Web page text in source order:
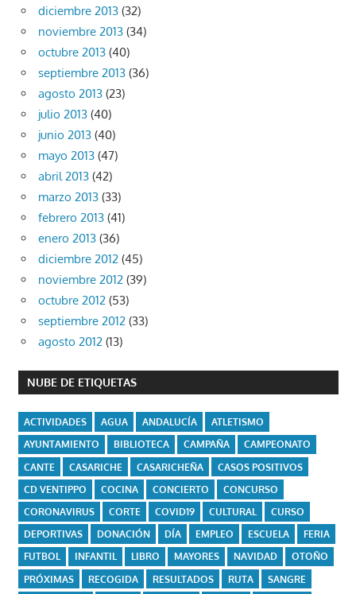
diciembre 2013 (32)
noviembre 2013 (34)
octubre 2013 (40)
septiembre 2013 (36)
agosto 2013 (23)
julio 2013 (40)
junio 2013 (40)
mayo 2013 (47)
abril 2013 (42)
marzo 2013 (33)
febrero 2013 (41)
enero 2013 (36)
diciembre 2012 (45)
noviembre 2012 (39)
octubre 2012 (53)
septiembre 2012 (33)
agosto 2012 (13)
NUBE DE ETIQUETAS
ACTIVIDADES AGUA ANDALUCÍA
ATLETISMO
AYUNTAMIENTO
BIBLIOTECA CAMPAÑA
CAMPEONATO
CANTE
CASARICHE CASARICHEÑA
CASOS POSITIVOS
CD VENTIPPO
COCINA CONCIERTO
CONCURSO
CORONAVIRUS
CORTE COVID19 CULTURAL
CURSO
DEPORTIVAS
DONACIÓN DÍA EMPLEO ESCUELA
FERIA
FUTBOL
INFANTIL LIBRO MAYORES NAVIDAD
OTOÑO
PRÓXIMAS
RECOGIDA RESULTADOS RUTA
SANGRE